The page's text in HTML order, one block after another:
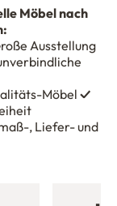
Möbel nach
Ausstellung
Möbel ✓
, Liefer- und